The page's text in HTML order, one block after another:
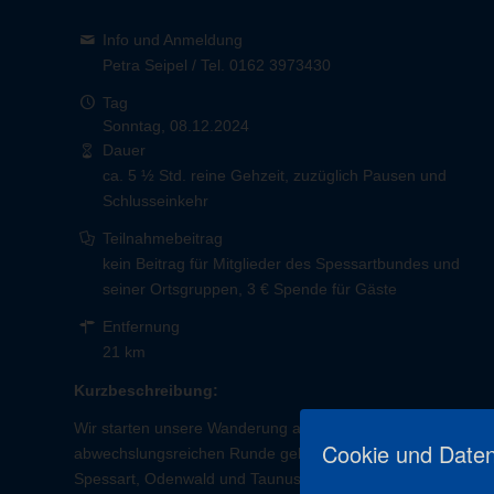
Cookie und
Info und Anmeldung
Petra Seipel / Tel. 0162 3973430
Tag
Sonntag, 08.12.2024
Dauer
ca. 5 ½ Std. reine Gehzeit, zuzüglich Pausen und
Schlusseinkehr
Teilnahmebeitrag
kein Beitrag für Mitglieder des Spessartbundes und
seiner Ortsgruppen, 3 € Spende für Gäste
Entfernung
21 km
Kurzbeschreibung:
Wir starten unsere Wanderung am Marktplatz in
abwechslungsreichen Runde geht es hügelig rauf und
Spessart, Odenwald und Taunus.